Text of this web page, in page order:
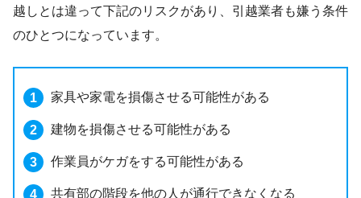
越しとは違って下記のリスクがあり、引越業者も嫌う条件
のひとつになっています。
家具や家電を損傷させる可能性がある
建物を損傷させる可能性がある
作業員がケガをする可能性がある
共有部の階段を他の人が通行できなくなる